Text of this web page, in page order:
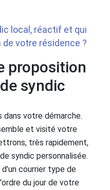
local, réactif et qui
votre résidence ?
proposition
syndic
dans votre démarche.
et visité votre
très rapidement,
syndic personnalisée.
courrier type de
du jour de votre